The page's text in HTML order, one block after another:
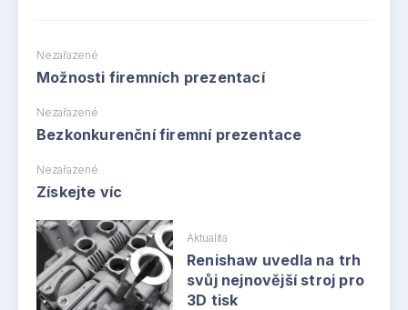
Nezařazené
Možnosti firemních prezentací
Nezařazené
Bezkonkurenční firemní prezentace
Nezařazené
Získejte víc
Aktualita
Renishaw uvedla na trh
svůj nejnovější stroj pro
3D tisk